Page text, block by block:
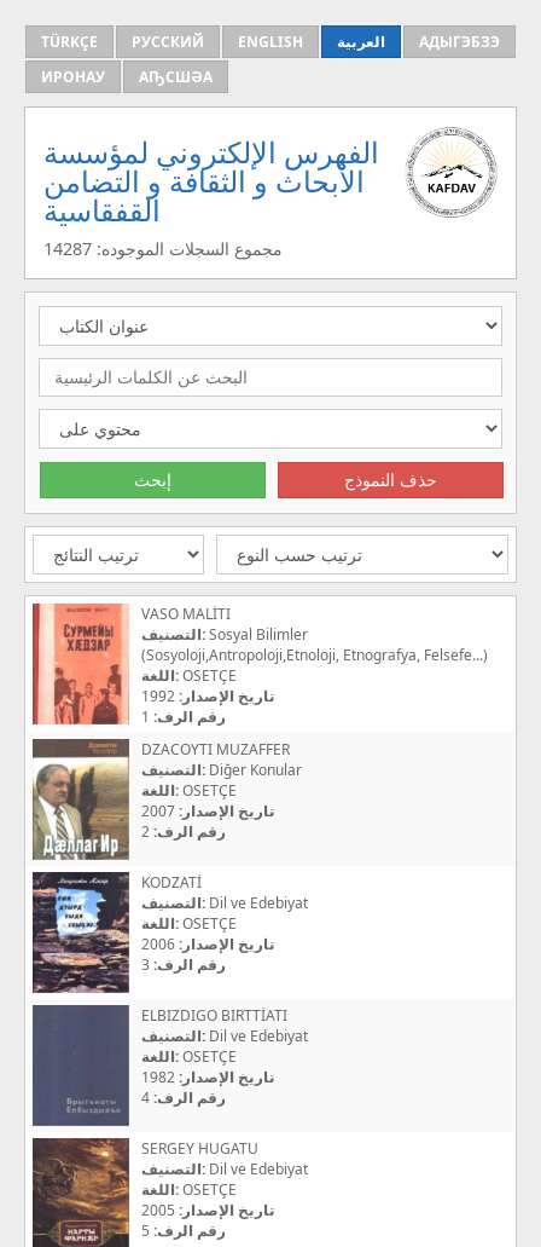
TÜRKÇE РУССКИЙ ENGLISH العربية
АДЫГЭБЗЭ
ИРОНАУ
АҦСШӘА
الفهرس الإلكتروني لمؤسسة
الأبحاث و الثقافة و التضامن
القفقاسية
مجموع السجلات الموجوده: 14287
VASO MALİTI
التصنيف:Sosyal Bilimler
(Sosyoloji,Antropoloji,Etnoloji, Etnografya, Felsefe...)
اللغة:OSETÇE
تاريخ الإصدار:
رقم الرف:
DZACOYTI MUZAFFER
التصنيف: Diğer Konular
اللغة:OSETÇE
تاريخ الإصدار:
رقم الرف:
KODZATİ
التصنيف: Dil ve Edebiyat
اللغة:OSETÇE
تاريخ الإصدار:
رقم الرف:
ELBIZDIGO BIRTTİATI
التصنيف: Dil ve Edebiyat
اللغة:OSETÇE
تاريخ الإصدار:
رقم الرف:
SERGEY HUGATU
التصنيف: Dil ve Edebiyat
اللغة:OSETÇE
تاريخ الإصدار:
رقم الرف: